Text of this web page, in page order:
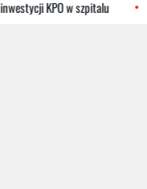
KPO w szpitalu